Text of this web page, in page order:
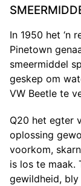
In 1950 het ‘n
Pinetown
smeermiddel
geskep om
VW Beetle te
Q20 het egter
oplossing
voorkom,
is los te maak.
gewildheid, bly